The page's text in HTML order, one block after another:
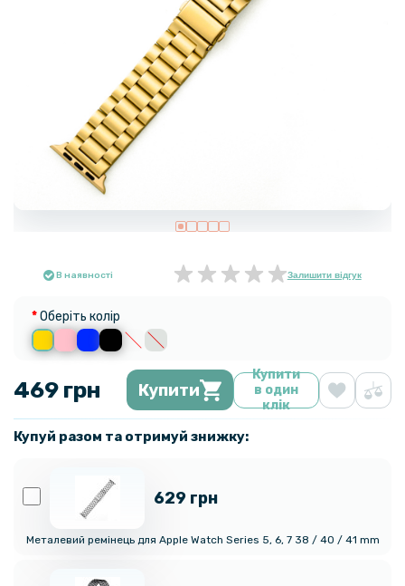
В наявності Залишити відгук
Оберіть колір
469 грн Купити
Купити
в один
клік
Купуй разом та отримуй знижку:
629 грн
Металевий ремінець для Apple Watch Series 5, 6, 7 38 / 40 / 41 mm